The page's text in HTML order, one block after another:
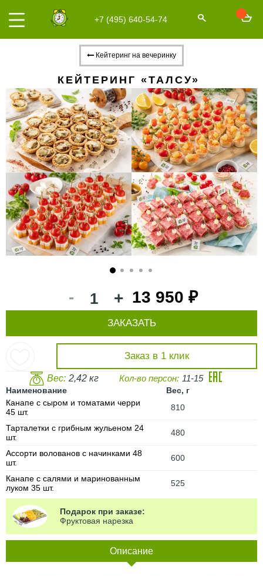
+7 (495) 640-54-74
Кейтеринг на вечеринку
КЕЙТЕРИНГ «ТАЛСУ»
- + 13 950 ₽
Заказ в 1 клик
ЗАКАЗАТЬ
Вес: 2,42 кг Кол-во персон: 11-15
Наименование
Вес, г
Канапе с сыром и томатами черри
45 шт.
810
Тарталетки с грибным жульеном 24
шт.
480
Ассорти волованов с начинками 48
шт.
600
Канапе с салями и маринованным
луком 35 шт.
525
Подарок при заказе:
Фруктовая нарезка
Описание